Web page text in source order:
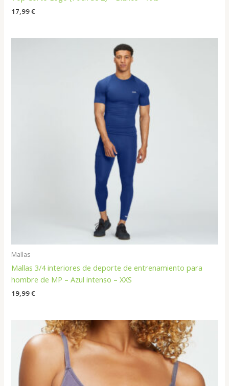
17,99€
Mallas
Mallas 3/4 interiores de deporte de entrenamiento para
hombre de MP – Azul intenso – XXS
19,99€